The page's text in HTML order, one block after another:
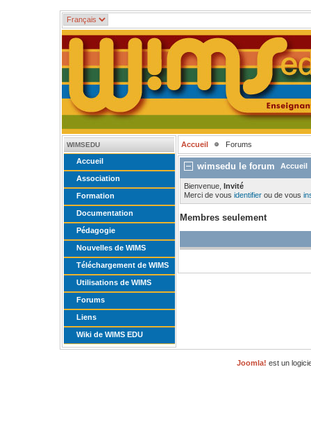
WIMSEDU
Accueil
Association
Formation
Documentation
Pédagogie
Nouvelles de WIMS
Téléchargement de WIMS
Utilisations de WIMS
Forums
Liens
Wiki de WIMS EDU
Accueil Forums
wimsedu le forum Accueil
Bienvenue, Invité
Merci de vous identifier ou de vous
Membres seulement
Joomla! est un